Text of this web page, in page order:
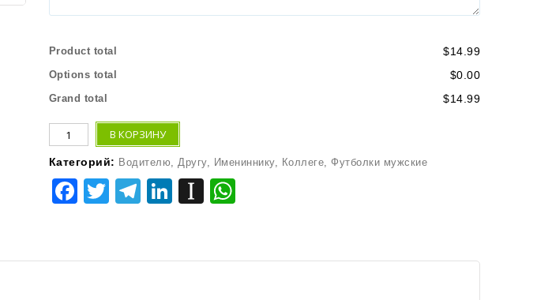
Product total $14.99
Options total $0.00
Grand total $14.99
В КОРЗИНУ
Категорий: Водителю,Другу, Имениннику, Коллеге,Футболки мужские
Facebook
TwitterTelegram
LinkedIn
Instapaper